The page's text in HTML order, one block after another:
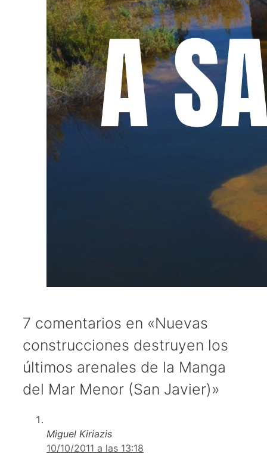
7 comentarios en «Nuevas
construcciones destruyen los
últimos arenales de la Manga
del Mar Menor (San Javier)»
Miguel Kiriazis
10/10/2011 a las 13:18